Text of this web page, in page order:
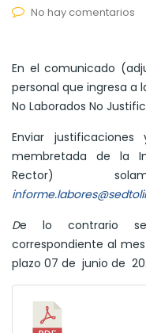
No hay comentarios
En el comunicado
personal que ingresa a
No Laborados No
Enviar
membretada de la
Rector)
De lo contrario
correspondiente al
plazo 07 de junio de